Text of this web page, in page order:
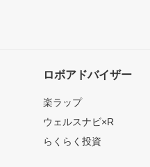
ロボアドバイザー
楽ラップ
ウェルスナビ×R
らくらく投資